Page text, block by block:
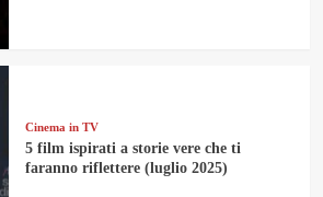
Cinema in TV
5 film ispirati a storie vere che ti
faranno riflettere (luglio 2025)